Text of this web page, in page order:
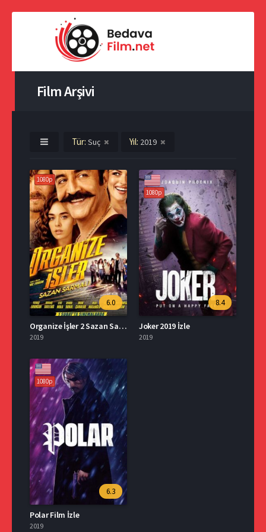
Film Arşivi
Tür: Suç Yıl: 2019
1080p
6.0
Organize İşler 2 Sazan Sarmalı İzle
2019
1080p
8.4
Joker 2019 İzle
2019
1080p
6.3
Polar Film İzle
2019